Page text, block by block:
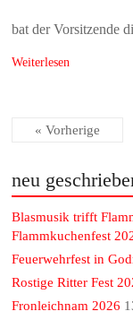
bat der Vorsitzende
Weiterlesen
« Vorherige
neu
Blasmusik trifft
Flammkuchenfest
Feuerwehrfest in
Rostige Ritter Fest
Fronleichnam 2026